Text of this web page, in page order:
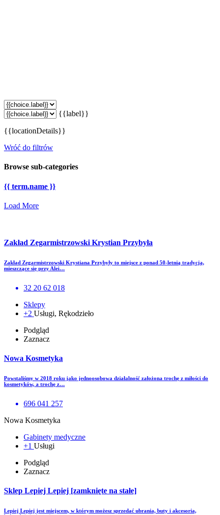
{{label}}
{{locationDetails}}
Wróć do filtrów
Browse sub-categories
{{ term.name }}
Load More
Zakład Zegarmistrzowski Krystian Przybyła
Zakład Zegarmistrzowski Krystiana Przybyły to miejsce z ponad 50-letnią tradycją,
mieszczące się przy Alei…
32 20 62 018
Sklepy
+2 Usługi, Rękodzieło
Podgląd
Zaznacz
Nowa Kosmetyka
Powstaliśmy w 2018 roku jako jednoosobowa działalność założona trochę z miłości do
kosmetyków, a trochę z…
696 041 257
Nowa Kosmetyka
Gabinety medyczne
+1 Usługi
Podgląd
Zaznacz
Sklep Lepiej Lepiej [zamknięte na stałe]
Lepiej Lepiej jest miejscem, w którym możesz sprzedać ubrania, buty i akcesoria,